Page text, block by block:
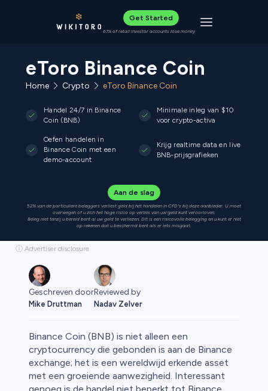
Get Started
61% of retail investor accounts lose money Toggle
eToro Binance Coin
Home Crypto eToro Binance Coin
Handel 24/7 in Binance
Coin (BNB)
Minimale inleg van $10
voor crypto-activa
Oefen handelen in
Binance Coin met een
demo-account
Krijg realtime data en live
BNB-prijsgrafieken
Aan de slag
52% van de particuliere beleggers verliest geld bij het handelen in CFD's bij deze aanbieder. U moet
overwegen of u zich het hoge risico op verlies van uw geld kunt veroorloven.
Beleg niet tenzij u bereid bent al uw geld te verliezen. Dit is een risicovolle belegging en u kunt er niet
op rekenen dat u beschermd bent als er iets misgaat.
ⓘ Advertiser disclosure
Geschreven door
Mike Druttman
Reviewed by
Nadav Zelver
Binance Coin (BNB) is niet alleen een
cryptocurrency die gebonden is aan de Binance
exchange; het is een wereldwijd erkende asset
met een groeiende aanwezigheid. Interessant